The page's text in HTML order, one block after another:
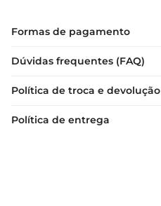
Formas de pagamento
Dúvidas frequentes (FAQ)
Política de troca e devolução
Política de entrega